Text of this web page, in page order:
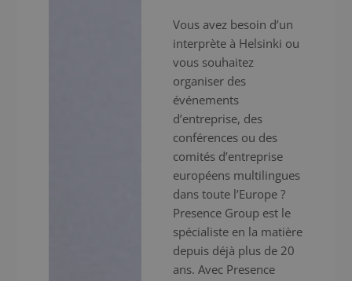
Vous avez besoin d’un
interprète à Helsinki ou
vous souhaitez
organiser des
événements
d’entreprise, des
conférences ou des
comités d’entreprise
européens multilingues
dans toute l’Europe ?
Presence Group est le
spécialiste en la matière
depuis déjà plus de 20
ans. Avec Presence